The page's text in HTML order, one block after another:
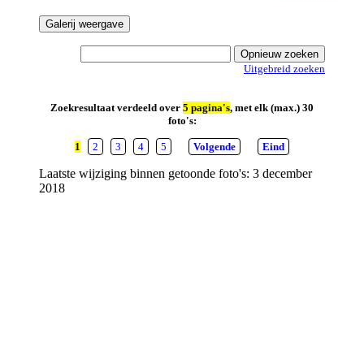
Uitgebreid zoeken
Zoekresultaat verdeeld over 5 pagina's, met elk (max.) 30
foto's:
1 2 3 4 5 Volgende Eind
Laatste wijziging binnen getoonde foto's: 3 december
2018